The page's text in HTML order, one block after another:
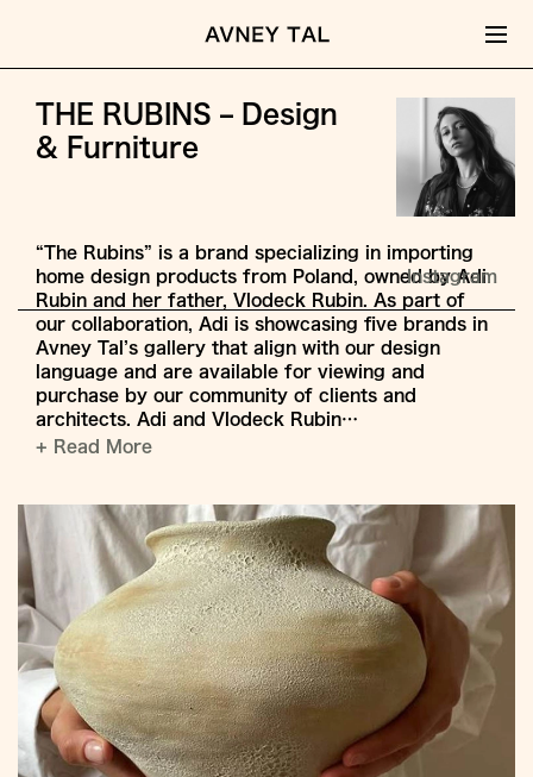
Jump
Content
THE RUBINS – Design
& Furniture
Instagram
“The Rubins” is a brand specializing in importing
home design products from Poland, owned by Adi
Rubin and her father, Vlodeck Rubin. As part of
our collaboration, Adi is showcasing five brands in
Avney Tal’s gallery that align with our design
language and are available for viewing and
purchase by our community of clients and
architects. Adi and Vlodeck Rubin…
+ Read More